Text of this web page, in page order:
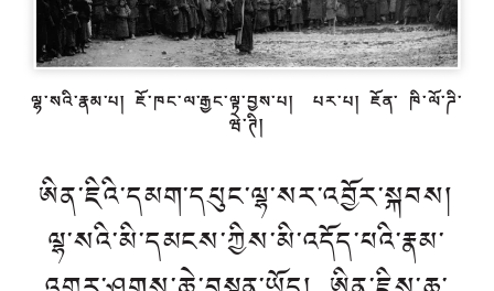
ལྷ་སའི་རྣམ་པ། ཇོ་ཁང་ལ་རྒྱང་ལྟ་བྱས་པ། པར་པ། ཇོན་ ཁི་ལོ་ཌི་
ཝེ་ཊི།
ཨིན་ཇིའི་དམག་དཔུང་ལྷ་སར་འབྱོར་སྐབས།
ལྷ་སའི་མི་དམངས་ཀྱིས་མི་འདོད་པའི་རྣམ་